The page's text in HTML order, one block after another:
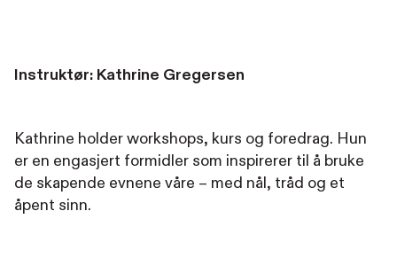
Instruktør: Kathrine Gregersen
Kathrine holder workshops, kurs og foredrag. Hun
er en engasjert formidler som inspirerer til å bruke
de skapende evnene våre – med nål, tråd og et
åpent sinn.